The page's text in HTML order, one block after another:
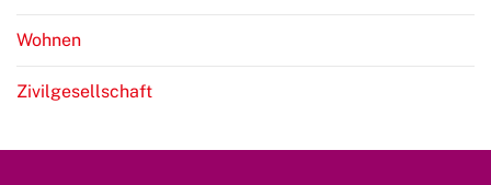
Wohnen
Zivilgesellschaft